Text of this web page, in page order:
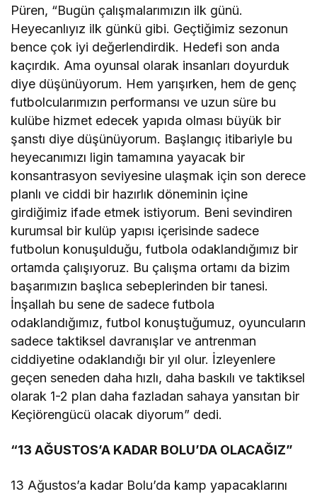
Püren, “Bugün çalışmalarımızın ilk günü.
Heyecanlıyız ilk günkü gibi. Geçtiğimiz sezonun
bence çok iyi değerlendirdik. Hedefi son anda
kaçırdık. Ama oyunsal olarak insanları doyurduk
diye düşünüyorum. Hem yarışırken, hem de genç
futbolcularımızın performansı ve uzun süre bu
kulübe hizmet edecek yapıda olması büyük bir
şanstı diye düşünüyorum. Başlangıç itibariyle bu
heyecanımızı ligin tamamına yayacak bir
konsantrasyon seviyesine ulaşmak için son derece
planlı ve ciddi bir hazırlık döneminin içine
girdiğimiz ifade etmek istiyorum. Beni sevindiren
kurumsal bir kulüp yapısı içerisinde sadece
futbolun konuşulduğu, futbola odaklandığımız bir
ortamda çalışıyoruz. Bu çalışma ortamı da bizim
başarımızın başlıca sebeplerinden bir tanesi.
İnşallah bu sene de sadece futbola
odaklandığımız, futbol konuştuğumuz, oyuncuların
sadece taktiksel davranışlar ve antrenman
ciddiyetine odaklandığı bir yıl olur. İzleyenlere
geçen seneden daha hızlı, daha baskılı ve taktiksel
olarak 1-2 plan daha fazladan sahaya yansıtan bir
Keçiörengücü olacak diyorum” dedi.
“13 AĞUSTOS’A KADAR BOLU’DA OLACAĞIZ”
13 Ağustos’a kadar Bolu’da kamp yapacaklarını